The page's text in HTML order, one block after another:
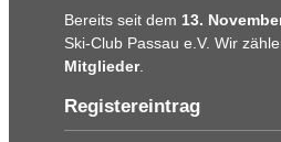
Bereits seit dem 13.
Ski-Club Passau e.V. Wir
Mitglieder.
Registereintrag